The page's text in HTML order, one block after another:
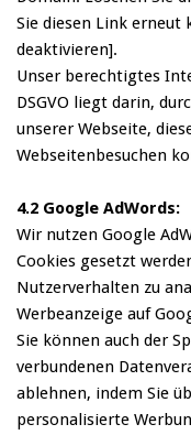
Sie diesen Link erneut
deaktivieren].
Unser berechtigtes
DSGVO liegt darin,
unserer Webseite,
Webseitenbesuchen
4.2 Google AdWords:
Wir nutzen Google
Cookies gesetzt
Nutzerverhalten zu
Werbeanzeige auf
Sie können auch der
verbundenen
ablehnen, indem Sie
personalisierte